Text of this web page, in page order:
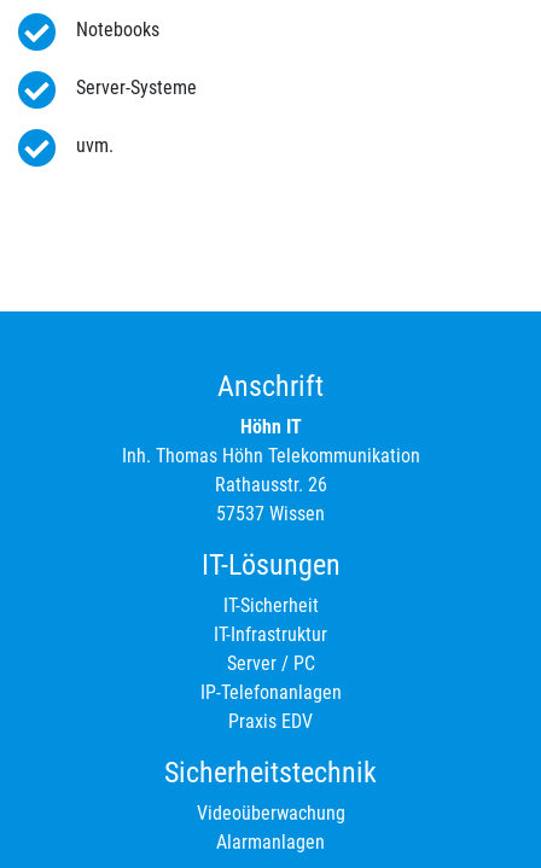
Notebooks
Server-Systeme
uvm.
Anschrift
Höhn IT
Inh. Thomas Höhn Telekommunikation
Rathausstr. 26
57537 Wissen
IT-Lösungen
IT-Sicherheit
IT-Infrastruktur
Server / PC
IP-Telefonanlagen
Praxis EDV
Sicherheitstechnik
Videoüberwachung
Alarmanlagen